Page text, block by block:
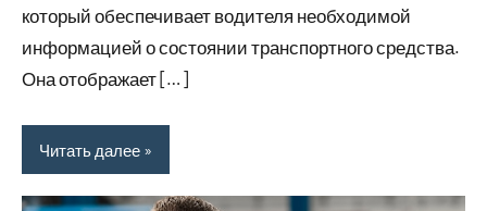
который обеспечивает водителя необходимой
информацией о состоянии транспортного средства.
Она отображает […]
Читать далее